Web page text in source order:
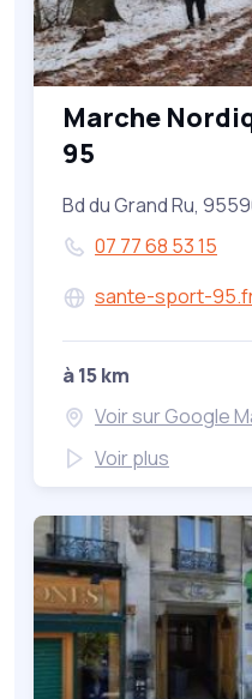
Marche
95
Bd du Grand Ru,
07 77 68 53 15
sante-sport-
à 15 km
Voir sur Google
Voir plus